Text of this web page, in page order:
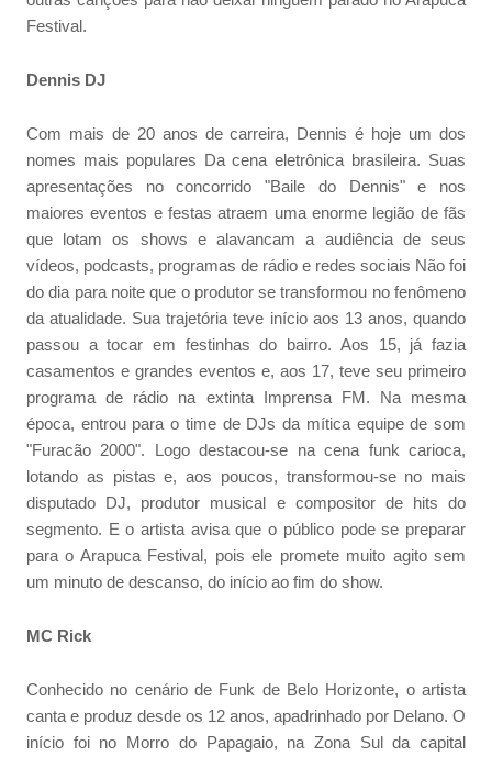
Festival.
Dennis DJ
Com mais de 20 anos de carreira, Dennis é hoje um dos
nomes mais populares Da cena eletrônica brasileira. Suas
apresentações no concorrido "Baile do Dennis" e nos
maiores eventos e festas atraem uma enorme legião de fãs
que lotam os shows e alavancam a audiência de seus
vídeos, podcasts, programas de rádio e redes sociais Não foi
do dia para noite que o produtor se transformou no fenômeno
da atualidade. Sua trajetória teve início aos 13 anos, quando
passou a tocar em festinhas do bairro. Aos 15, já fazia
casamentos e grandes eventos e, aos 17, teve seu primeiro
programa de rádio na extinta Imprensa FM. Na mesma
época, entrou para o time de DJs da mítica equipe de som
"Furacão 2000". Logo destacou-se na cena funk carioca,
lotando as pistas e, aos poucos, transformou-se no mais
disputado DJ, produtor musical e compositor de hits do
segmento. E o artista avisa que o público pode se preparar
para o Arapuca Festival, pois ele promete muito agito sem
um minuto de descanso, do início ao fim do show.
MC Rick
Conhecido no cenário de Funk de Belo Horizonte, o artista
canta e produz desde os 12 anos, apadrinhado por Delano. O
início foi no Morro do Papagaio, na Zona Sul da capital